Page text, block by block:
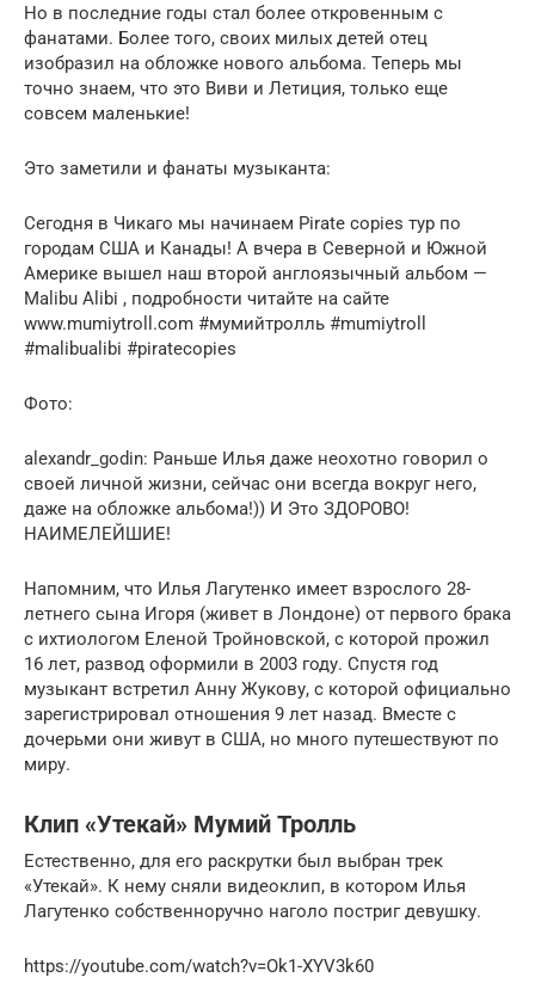
Но в последние годы стал более откровенным с
фанатами. Более того, своих милых детей отец
изобразил на обложке нового альбома. Теперь мы
точно знаем, что это Виви и Летиция, только еще
совсем маленькие!
Это заметили и фанаты музыканта:
Сегодня в Чикаго мы начинаем Pirate copies тур по
городам США и Канады! А вчера в Северной и Южной
Америке вышел наш второй англоязычный альбом —
Malibu Alibi , подробности читайте на сайте
www.mumiytroll.com #мумийтролль #mumiytroll
#malibualibi #piratecopies
Фото:
alexandr_godin: Раньше Илья даже неохотно говорил о
своей личной жизни, сейчас они всегда вокруг него,
даже на обложке альбома!)) И Это ЗДОРОВО!
НАИМЕЛЕЙШИЕ!
Напомним, что Илья Лагутенко имеет взрослого 28-
летнего сына Игоря (живет в Лондоне) от первого брака
с ихтиологом Еленой Тройновской, с которой прожил
16 лет, развод оформили в 2003 году. Спустя год
музыкант встретил Анну Жукову, с которой официально
зарегистрировал отношения 9 лет назад. Вместе с
дочерьми они живут в США, но много путешествуют по
миру.
Клип «Утекай» Мумий Тролль
Естественно, для его раскрутки был выбран трек
«Утекай». К нему сняли видеоклип, в котором Илья
Лагутенко собственноручно наголо постриг девушку.
https://youtube.com/watch?v=Ok1-XYV3k60